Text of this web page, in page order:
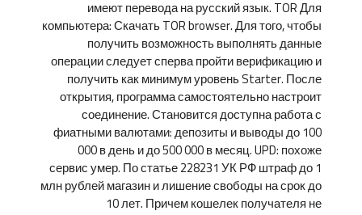
имеют перевода на русский язык. TOR Для
компьютера: Скачать TOR browser. Для того, чтобы
получить возможность выполнять данные
операции следует сперва пройти верификацию и
получить как минимум уровень Starter. После
открытия, программа самостоятельно настроит
соединение. Становится доступна работа с
фиатными валютами: депозиты и выводы до 100
000 в день и до 500 000 в месяц. UPD: похоже
сервис умер. По статье 228231 УК РФ штраф до 1
млн рублей магазин и лишение свободы на срок до
10 лет. Причем кошелек получателя не